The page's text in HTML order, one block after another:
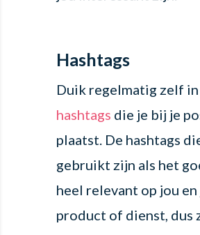
Hashtags
Duik regelmatig zelf
hashtags die je bij je
plaatst. De hashtags
gebruikt zijn als het
heel relevant op jou en
product of dienst, dus